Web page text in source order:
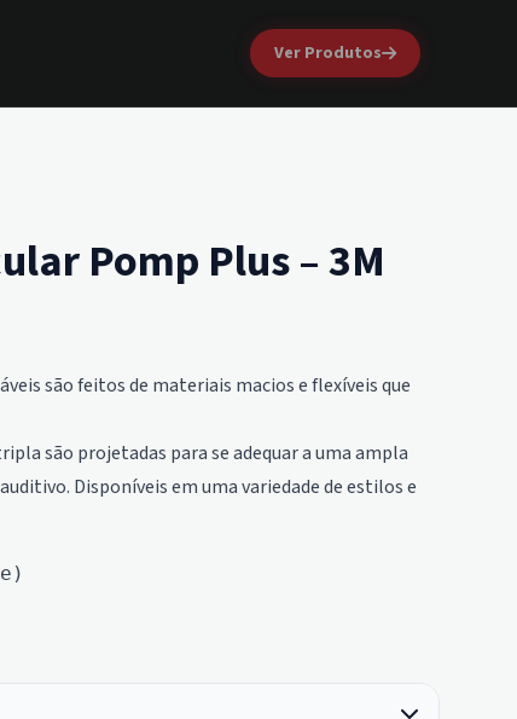
Ver Produtos
Pomp Plus – 3M
são feitos de materiais macios e flexíveis que
são projetadas para se adequar a uma ampla
Disponíveis em uma variedade de estilos e